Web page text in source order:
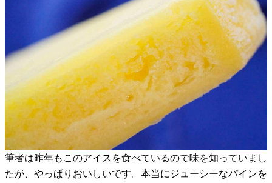
筆者は昨年もこのアイスを食べているので味を知っていまし
たが、やっぱりおいしいです。本当にジューシーなパインを